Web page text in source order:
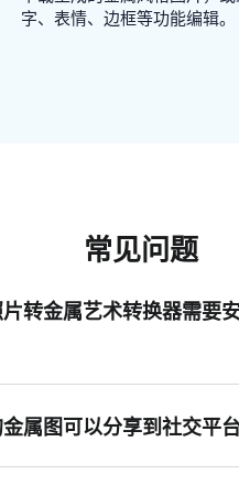
字、表情、边框等功能编辑。
常见问题
转金属艺术转换器需要
属图可以分享到社交平台